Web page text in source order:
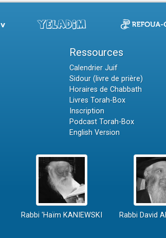
Ressources
Calendrier Juif
Sidour (livre de prière)
Horaires de Chabbath
Livres Torah-Box
Inscription
Podcast Torah-Box
English Version
Rabbi 'Haïm KANIEWSKI Rabbi David